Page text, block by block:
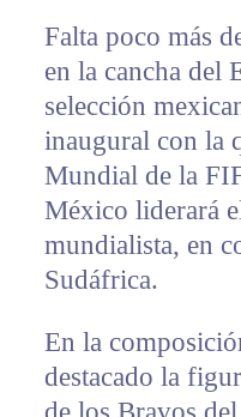
Falta poco más
en la cancha del
selección
inaugural con la
Mundial de la
México liderará
mundialista, en
Sudáfrica.
En la
destacado la